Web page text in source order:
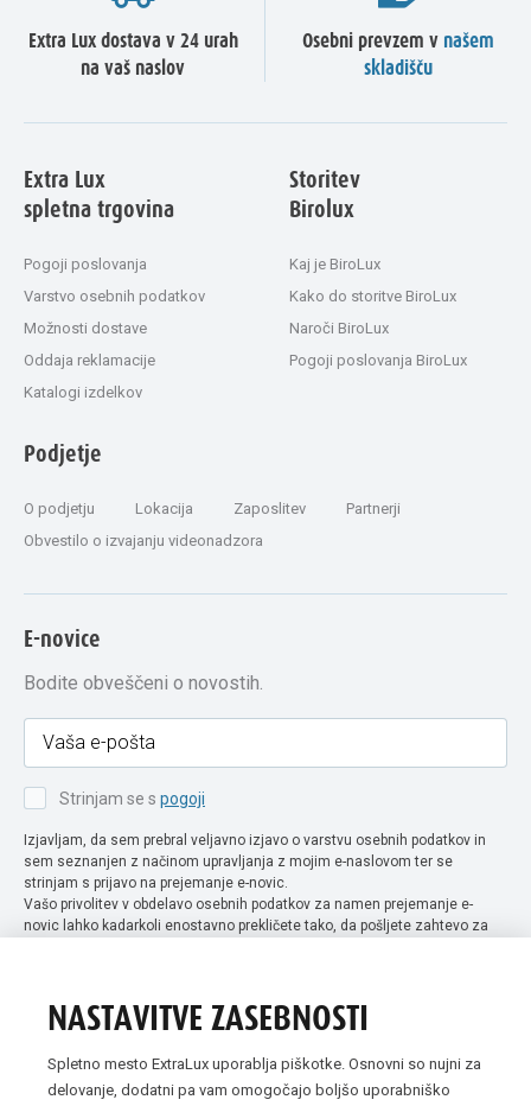
Extra Lux dostava v 24 urah
na vaš naslov
Osebni prevzem v našem
skladišču
Extra Lux
spletna trgovina
Pogoji poslovanja
Varstvo osebnih podatkov
Možnosti dostave
Oddaja reklamacije
Katalogi izdelkov
Storitev
Birolux
Kaj je BiroLux
Kako do storitve BiroLux
Naroči BiroLux
Pogoji poslovanja BiroLux
Podjetje
O podjetju Lokacija Zaposlitev
Partnerji
Obvestilo o izvajanju videonadzora
E-novice
Bodite obveščeni o novostih.
Strinjam se s pogoji
Izjavljam, da sem prebral veljavno izjavo o varstvu osebnih podatkov in
sem seznanjen z načinom upravljanja z mojim e-naslovom ter se
strinjam s prijavo na prejemanje e-novic.
Vašo privolitev v obdelavo osebnih podatkov za namen prejemanje e-
novic lahko kadarkoli enostavno prekličete tako, da pošljete zahtevo za
NASTAVITVE ZASEBNOSTI
Spletno mesto ExtraLux uporablja piškotke. Osnovni so nujni za
delovanje, dodatni pa vam omogočajo boljšo uporabniško